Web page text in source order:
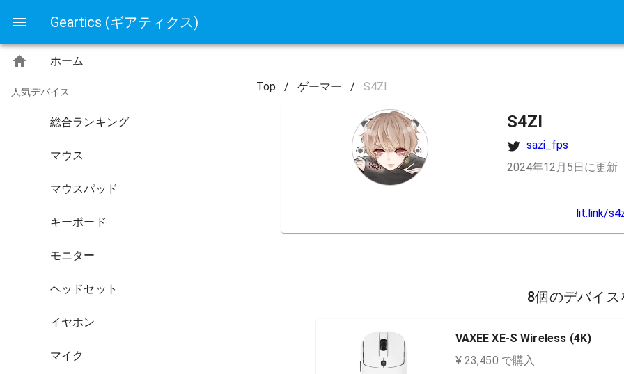
Geartics (ギアティクス)
ホーム
人気デバイス
総合ランキング
マウス
マウスパッド
キーボード
モニター
ヘッドセット
イヤホン
マイク
Top / ゲーマー / S4ZI
S4ZI
sazi_fps
2024年12月5日に更新
lit.link/
8個のデバイス
VAXEE XE-S Wireless (4K)
¥ 23,450 で購入